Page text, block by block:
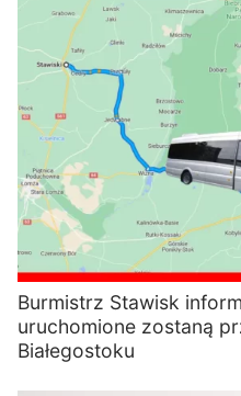
Burmistrz Stawisk
uruchomione zostaną
Białegostoku